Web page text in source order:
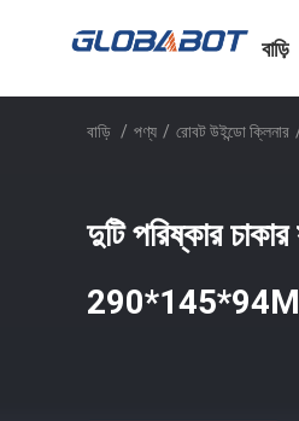
বাড়ি
বাড়ি / পণ্য / রোবট উইন্ডো ক্লিনার
দুটি পরিষ্কার